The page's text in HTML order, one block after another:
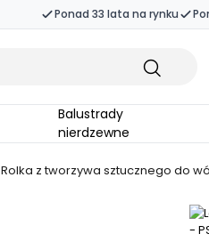
Ponad 33 lata na rynku
Balustrady
nierdzewne
Rolka z tworzywa sztucznego do